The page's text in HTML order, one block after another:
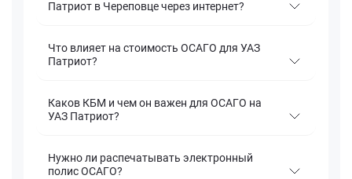
Патриот в Череповце через интернет?
Что влияет на стоимость ОСАГО для УАЗ
Патриот?
Каков КБМ и чем он важен для ОСАГО на
УАЗ Патриот?
Нужно ли распечатывать электронный
полис ОСАГО?